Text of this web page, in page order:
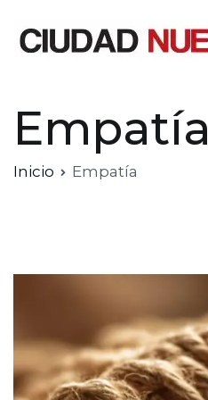
Empatía
Inicio Empatía